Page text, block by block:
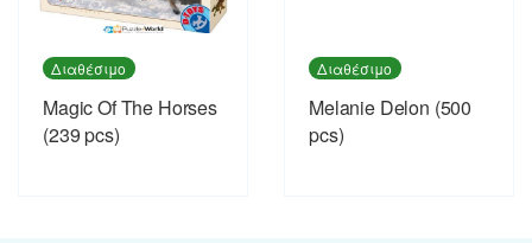
Διαθέσιμο
Magic Of The Horses
(239 pcs)
Διαθέσιμο
Melanie Delon (500
pcs)